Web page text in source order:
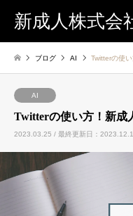
新成人株式会
ブログ AI Twitterの使
AI
Twitterの使い方！新成
2023.03.25 / 最終更新日：